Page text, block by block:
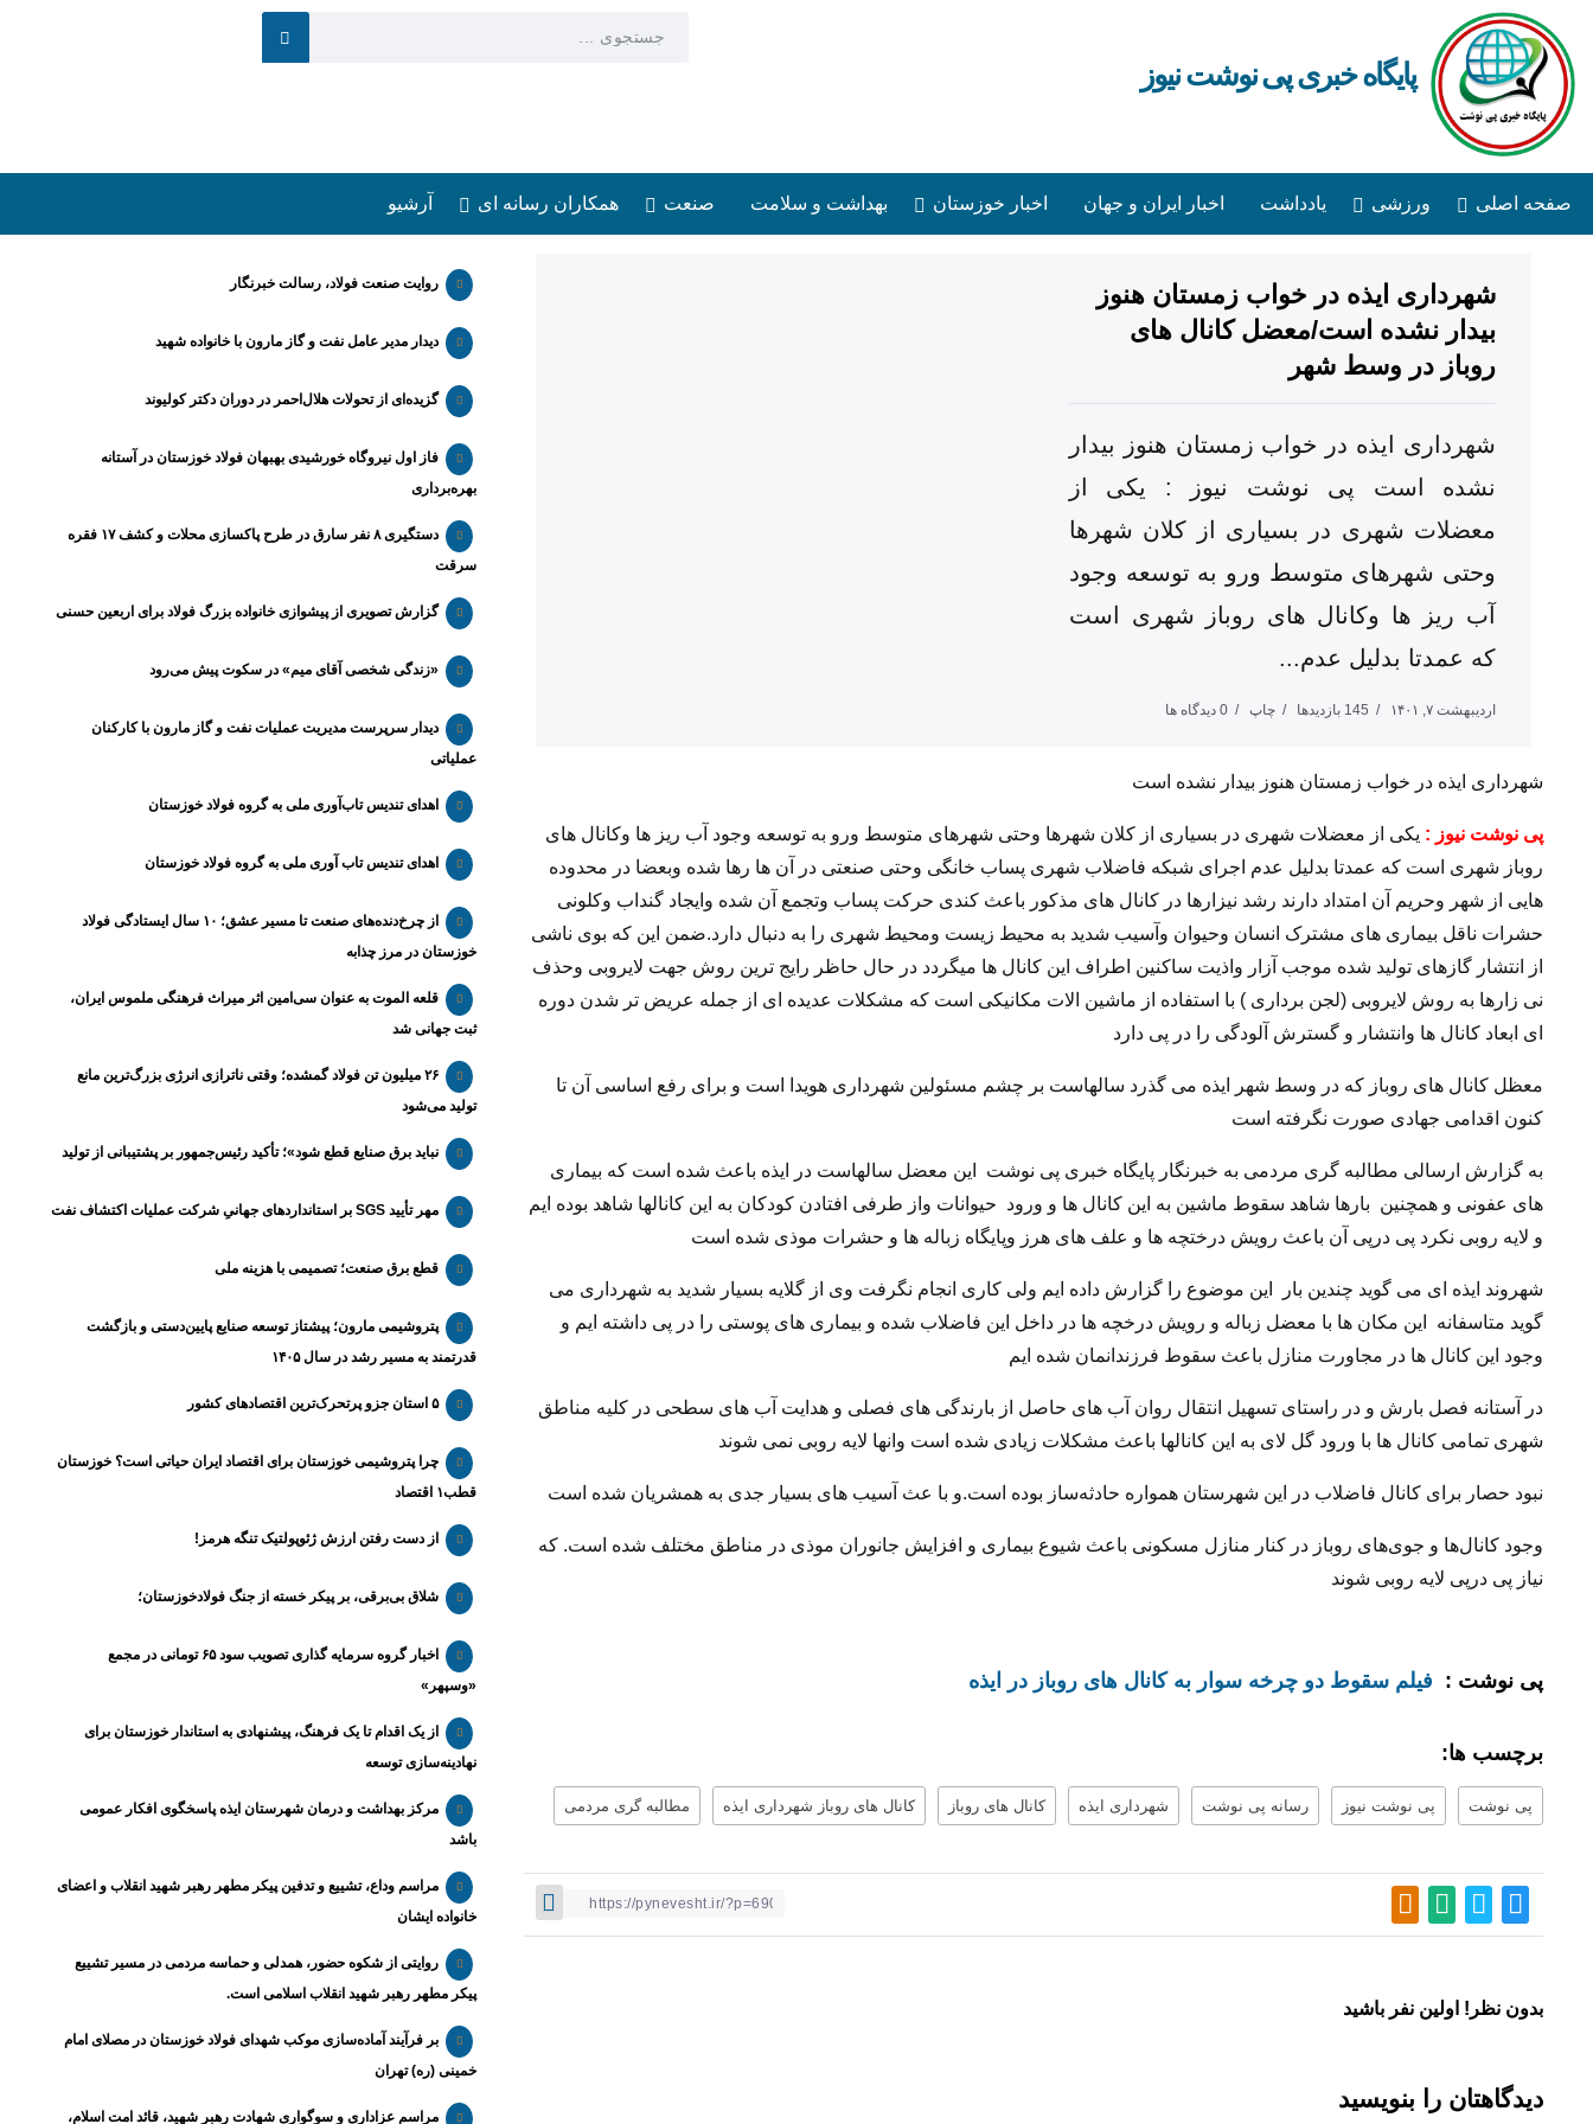
پایگاه خبری پی نوشت نیوز
صفحه اصلی ورزشی یادداشت اخبار ایران و جهان اخبار خوزستان بهداشت و سلامت صنعت همکاران رسانه ای آرشیو
شهرداری ایذه در خواب زمستان هنوز
بیدار نشده است/معضل کانال های
روباز در وسط شهر
شهرداری ایذه در خواب زمستان هنوز بیدار
نشده است پی نوشت نیوز : یکی از
معضلات شهری در بسیاری از کلان شهرها
وحتی شهرهای متوسط ورو به توسعه وجود
آب ریز ها وکانال های روباز شهری است
که عمدتا بدلیل عدم...
اردیبهشت ۷, ۱۴۰۱ 145 بازدیدها چاپ 0 دیدگاه ها
شهرداری ایذه در خواب زمستان هنوز بیدار نشده است
پی نوشت نیوز : یکی از معضلات شهری در بسیاری از کلان شهرها وحتی شهرهای متوسط ورو به توسعه وجود آب ریز ها وکانال های
روباز شهری است که عمدتا بدلیل عدم اجرای شبکه فاضلاب شهری پساب خانگی وحتی صنعتی در آن ها رها شده وبعضا در محدوده
هایی از شهر وحریم آن امتداد دارند رشد نیزارها در کانال های مذکور باعث کندی حرکت پساب وتجمع آن شده وایجاد گنداب وکلونی
حشرات ناقل بیماری های مشترک انسان وحیوان وآسیب شدید به محیط زیست ومحیط شهری را به دنبال دارد.ضمن این که بوی ناشی
از انتشار گازهای تولید شده موجب آزار واذیت ساکنین اطراف این کانال ها میگردد در حال حاظر رایج ترین روش جهت لایروبی وحذف
نی زارها به روش لایروبی (لجن برداری ) با استفاده از ماشین الات مکانیکی است که مشکلات عدیده ای از جمله عریض تر شدن دوره
ای ابعاد کانال ها وانتشار و گسترش آلودگی را در پی دارد
معظل کانال های روباز که در وسط شهر ایذه می گذرد سالهاست بر چشم مسئولین شهرداری هویدا است و برای رفع اساسی آن تا
کنون اقدامی جهادی صورت نگرفته است
به گزارش ارسالی مطالبه گری مردمی به خبرنگار پایگاه خبری پی نوشت این معضل سالهاست در ایذه باعث شده است که بیماری
های عفونی و همچنین بارها شاهد سقوط ماشین به این کانال ها و ورود حیوانات واز طرفی افتادن کودکان به این کانالها شاهد بوده ایم
و لایه روبی نکرد پی درپی آن باعث رویش درختچه ها و علف های هرز وپایگاه زباله ها و حشرات موذی شده است
شهروند ایذه ای می گوید چندین بار این موضوع را گزارش داده ایم ولی کاری انجام نگرفت وی از گلایه بسیار شدید به شهرداری می
گوید متاسفانه این مکان ها با معضل زباله و رویش درخچه ها در داخل این فاضلاب شده و بیماری های پوستی را در پی داشته ایم و
وجود این کانال ها در مجاورت منازل باعث سقوط فرزندانمان شده ایم
در آستانه فصل بارش و در راستای تسهیل انتقال روان آب های حاصل از بارندگی های فصلی و هدایت آب های سطحی در کلیه مناطق
شهری تمامی کانال ها با ورود گل لای به این کانالها باعث مشکلات زیادی شده است وانها لایه روبی نمی شوند
نبود حصار برای کانال فاضلاب در این شهرستان همواره حادثه‌ساز بوده است.و با عث آسیب های بسیار جدی به همشریان شده است
وجود کانال‌ها و جوی‌های روباز در کنار منازل مسکونی باعث شیوع بیماری و افزایش جانوران موذی در مناطق مختلف شده است. که
نیاز پی درپی لایه روبی شوند
پی نوشت : فیلم سقوط دو چرخه سوار به کانال های روباز در ایذه
برچسب ها:
پی نوشت پی نوشت نیوز رسانه پی نوشت شهرداری ایذه کانال های روباز کانال های روباز شهرداری ایذه مطالبه گری مردمی
بدون نظر! اولین نفر باشید
دیدگاهتان را بنویسید
روایت صنعت فولاد،‌ رسالت خبرنگار
دیدار مدیر عامل نفت و گاز مارون با خانواده شهید
گزیده‌ای از تحولات هلال‌احمر در دوران دکتر کولیوند
فاز اول نیروگاه خورشیدی بهبهان فولاد خوزستان در آستانه
بهره‌برداری
دستگیری ۸ نفر سارق در طرح پاکسازی محلات و کشف ۱۷ فقره
سرقت
گزارش تصویری از پیشوازی خانواده بزرگ فولاد برای اربعین حسنی
«زندگی شخصی آقای میم» در سکوت پیش می‌رود
دیدار سرپرست مدیریت عملیات نفت و گاز مارون با کارکنان
عملیاتی
اهدای تندیس تاب‌آوری ملی به گروه فولاد خوزستان
اهدای تندیس تاب آوری ملی به گروه فولاد خوزستان
از چرخ‌دنده‌های صنعت تا مسیر عشق؛ ۱۰ سال ایستادگی فولاد
خوزستان در مرز چذابه
قلعه الموت به عنوان سی‌امین اثر میراث‌ فرهنگی ملموس ایران،
ثبت جهانی شد
۲۶ میلیون تن فولاد گمشده؛ وقتی ناترازی انرژی بزرگ‌ترین مانع
تولید می‌شود
نباید برق صنایع قطع شود»؛ تأکید رئیس‌جمهور بر پشتیبانی از تولید
مهر تأیید SGS بر استانداردهای جهانیِ شرکت عملیات اکتشاف نفت
قطع برق صنعت؛ تصمیمی با هزینه ملی
پتروشیمی مارون؛ پیشتاز توسعه صنایع پایین‌دستی و بازگشت
قدرتمند به مسیر رشد در سال ۱۴۰۵
۵ استان جزو پرتحرک‌ترین اقتصاد‌های کشور
چرا پتروشیمی خوزستان برای اقتصاد ایران حیاتی است؟ خوزستان
قطب۱ اقتصاد
از دست رفتن ارزش ژئوپولتیک تنگه هرمز!
شلاق‌ بی‌برقی، بر پیکر خسته‌ از جنگ فولادخوزستان؛
اخبار گروه سرمایه گذاری تصویب سود ۶۵ تومانی در مجمع
«وسپهر»
از یک اقدام تا یک فرهنگ، پیشنهادی به استاندار خوزستان برای
نهادینه‌سازی توسعه
مرکز بهداشت و درمان شهرستان ایذه پاسخگوی افکار عمومی
باشد
مراسم وداع، تشییع و تدفین پیکر مطهر رهبر شهید انقلاب و اعضای
خانواده ایشان
روایتی از شکوه حضور، همدلی و حماسه مردمی در مسیر تشییع
پیکر مطهر رهبر شهید انقلاب اسلامی است.
بر فرآیند آماده‌سازی موکب شهدای فولاد خوزستان در مصلای امام
خمینی (ره) تهران
مراسم عزاداری و سوگواری شهادت رهبر شهید، قائد امت اسلام،